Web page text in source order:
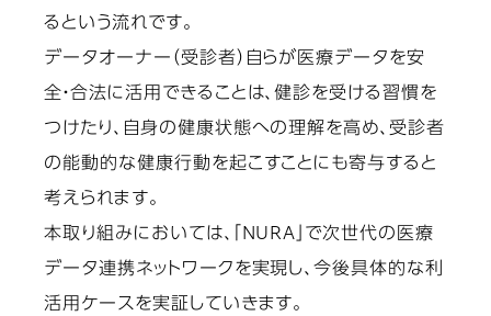
るという流れです。
データオーナー（受診者）自らが医療データを安
全・合法に活用できることは、健診を受ける習慣を
つけたり、自身の健康状態への理解を高め、受診者
の能動的な健康行動を起こすことにも寄与すると
考えられます。
本取り組みにおいては、「NURA」で次世代の医療
データ連携ネットワークを実現し、今後具体的な利
活用ケースを実証していきます。